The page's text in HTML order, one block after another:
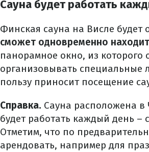
Сауна будет работать
Финская сауна на Висле будет
сможет одновременно
панорамное окно, из
организовывать специальные
пользу приносит посещение
Справка. Сауна расположена в
будет работать каждый день –
Отметим, что по
арендовать, например для